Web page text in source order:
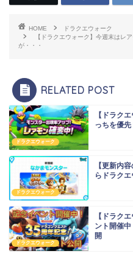
HOME
ドラクエウォーク
【ドラクエウォーク】今週末はレ
が・・・
RELATED POST
ドラクエウォーク
【ドラク
っちを優
ドラクエウォーク
【更新内
らドラク
ドラクエウォーク
【ドラク
ント開催
開